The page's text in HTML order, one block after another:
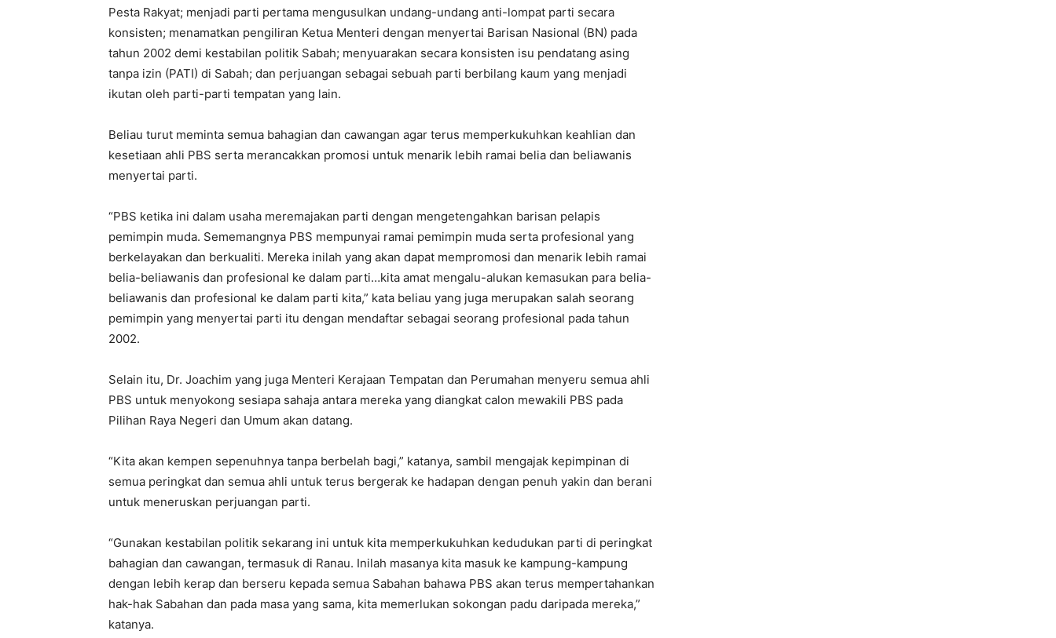
Pesta Rakyat; menjadi parti pertama mengusulkan undang-undang anti-lompat parti secara
konsisten; menamatkan pengiliran Ketua Menteri dengan menyertai Barisan Nasional (BN) pada
tahun 2002 demi kestabilan politik Sabah; menyuarakan secara konsisten isu pendatang asing
tanpa izin (PATI) di Sabah; dan perjuangan sebagai sebuah parti berbilang kaum yang menjadi
ikutan oleh parti-parti tempatan yang lain.
Beliau turut meminta semua bahagian dan cawangan agar terus memperkukuhkan keahlian dan
kesetiaan ahli PBS serta merancakkan promosi untuk menarik lebih ramai belia dan beliawanis
menyertai parti.
“PBS ketika ini dalam usaha meremajakan parti dengan mengetengahkan barisan pelapis
pemimpin muda. Sememangnya PBS mempunyai ramai pemimpin muda serta profesional yang
berkelayakan dan berkualiti. Mereka inilah yang akan dapat mempromosi dan menarik lebih ramai
belia-beliawanis dan profesional ke dalam parti…kita amat mengalu-alukan kemasukan para belia-
beliawanis dan profesional ke dalam parti kita,” kata beliau yang juga merupakan salah seorang
pemimpin yang menyertai parti itu dengan mendaftar sebagai seorang profesional pada tahun
2002.
Selain itu, Dr. Joachim yang juga Menteri Kerajaan Tempatan dan Perumahan menyeru semua ahli
PBS untuk menyokong sesiapa sahaja antara mereka yang diangkat calon mewakili PBS pada
Pilihan Raya Negeri dan Umum akan datang.
“Kita akan kempen sepenuhnya tanpa berbelah bagi,” katanya, sambil mengajak kepimpinan di
semua peringkat dan semua ahli untuk terus bergerak ke hadapan dengan penuh yakin dan berani
untuk meneruskan perjuangan parti.
“Gunakan kestabilan politik sekarang ini untuk kita memperkukuhkan kedudukan parti di peringkat
bahagian dan cawangan, termasuk di Ranau. Inilah masanya kita masuk ke kampung-kampung
dengan lebih kerap dan berseru kepada semua Sabahan bahawa PBS akan terus mempertahankan
hak-hak Sabahan dan pada masa yang sama, kita memerlukan sokongan padu daripada mereka,”
katanya.